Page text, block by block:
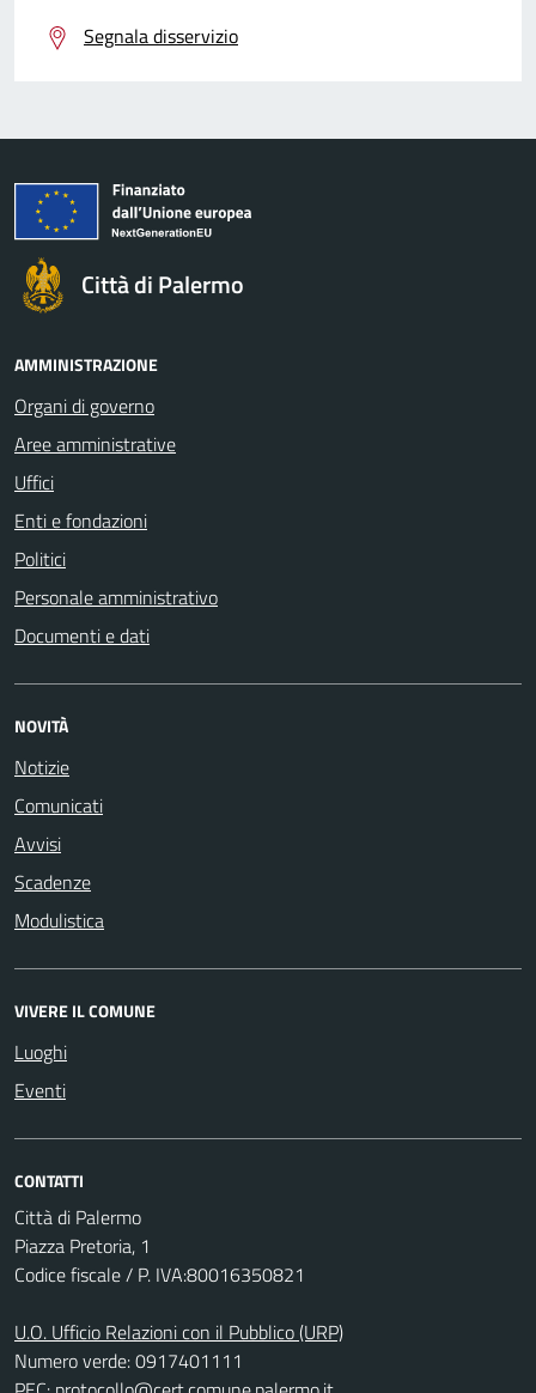
Segnala disservizio
Città di Palermo
AMMINISTRAZIONE
Organi di governo
Aree amministrative
Uffici
Enti e fondazioni
Politici
Personale amministrativo
Documenti e dati
NOVITÀ
Notizie
Comunicati
Avvisi
Scadenze
Modulistica
VIVERE IL COMUNE
Luoghi
Eventi
CONTATTI
Città di Palermo
Piazza Pretoria, 1
Codice fiscale / P. IVA:80016350821
U.O. Ufficio Relazioni con il Pubblico (URP)
Numero verde: 0917401111